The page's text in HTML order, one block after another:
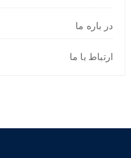
در باره ما
ارتباط با ما